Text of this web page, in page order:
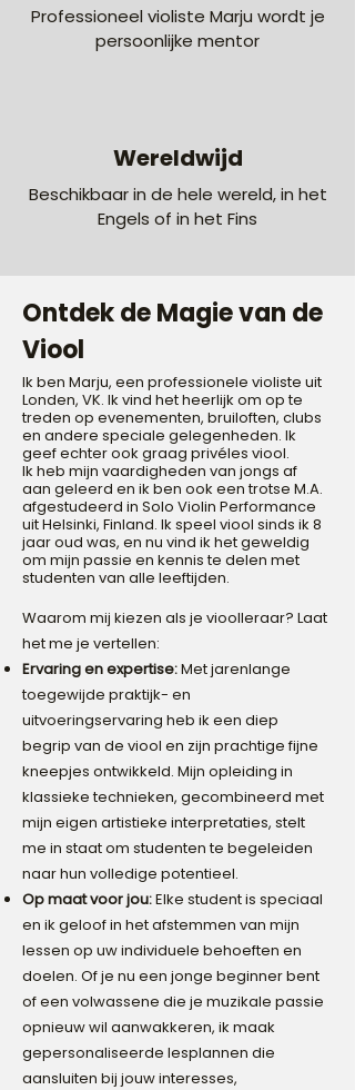
Professioneel violiste Marju wordt je
persoonlijke mentor
Wereldwijd
Beschikbaar in de hele wereld, in het
Engels of in het Fins
Ontdek de Magie van de
Viool
Ik ben Marju, een professionele violiste uit
Londen, VK. Ik vind het heerlijk om op te
treden op evenementen, bruiloften, clubs
en andere speciale gelegenheden. Ik
geef echter ook graag privéles viool.
Ik heb mijn vaardigheden van jongs af
aan geleerd en ik ben ook een trotse M.A.
afgestudeerd in Solo Violin Performance
uit Helsinki, Finland. Ik speel viool sinds ik 8
jaar oud was, en nu vind ik het geweldig
om mijn passie en kennis te delen met
studenten van alle leeftijden.
Waarom mij kiezen als je vioolleraar? Laat
het me je vertellen:
Ervaring en expertise:Met jarenlange
toegewijde praktijk- en
uitvoeringservaring heb ik een diep
begrip van de viool en zijn prachtige fijne
kneepjes ontwikkeld. Mijn opleiding in
klassieke technieken, gecombineerd met
mijn eigen artistieke interpretaties, stelt
me in staat om studenten te begeleiden
naar hun volledige potentieel.
Op maat voor jou:Elke student is speciaal
en ik geloof in het afstemmen van mijn
lessen op uw individuele behoeften en
doelen. Of je nu een jonge beginner bent
of een volwassene die je muzikale passie
opnieuw wil aanwakkeren, ik maak
gepersonaliseerde lesplannen die
aansluiten bij jouw interesses,